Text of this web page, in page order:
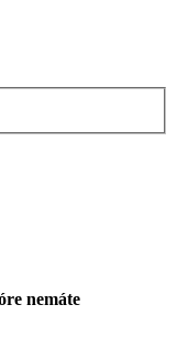
nemáte